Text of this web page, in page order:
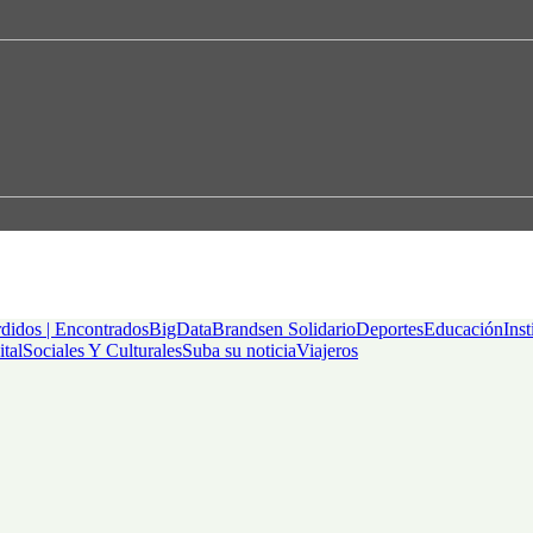
| EncontradosBigDataBrandsen SolidarioDeportesEducación
Sociales Y CulturalesSuba su noticiaViajeros